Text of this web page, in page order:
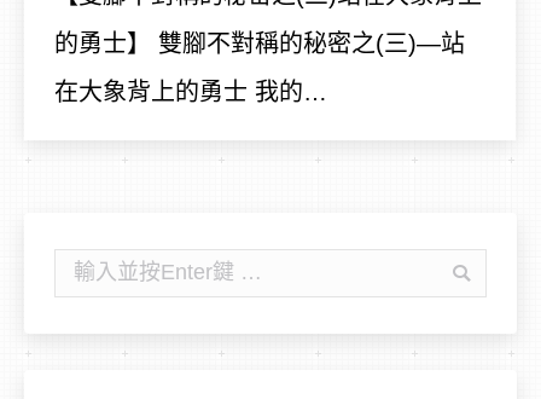
的勇士】 雙腳不對稱的秘密之(三)—站
在大象背上的勇士 我的…